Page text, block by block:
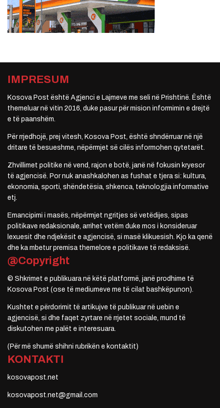
IMPRESUM
Kosova Post është Agjenci e Lajmeve me seli në Prishtinë. Është
themeluar në vitin 2016, duke pasur për mision informimin e drejtë
e të paanshëm.
Për rrjedhojë, prej vitesh, Kosova Post, është shndërruar në një
dritare të besueshme, nëpërmjet së cilës informohen qytetarët.
Zhvillimet politike në vend, rajon e botë, janë në fokusin kryesor
të agjencisë. Por nuk anashkalohen as fushat e tjera si: kultura,
ekonomia, sporti, shëndetësia, shkenca, teknologjia informative
etj.
Emancipimi i masës, nëpërmjet ngritjes së vetëdijes, sipas
politikave redaksionale, arrihet vetëm duke mos i konsideruar
lexuesit dhe ndjekësit e agjencisë, si masë klikuesish. Kjo ka qenë
dhe ka mbetur premisa themelore e politikave të redaksisë.
@Copyright
© Shkrimet e publikuara në këtë platformë, janë prodhime të
Kosova Post (ose të mediumeve me të cilat bashkëpunon).
Kushtet e përdorimit të artikujve të publikuar në uebin e
agjencisë, si dhe faqet zyrtare në rrjetet sociale, mund të
diskutohen me palët e interesuara.
(Për më shumë shihni rubrikën e kontaktit)
KONTAKTI
kosovapost.net
kosovapost.net@gmail.com